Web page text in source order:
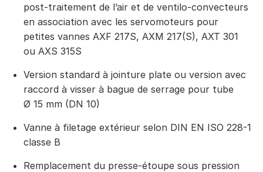
post-traitement de l’air et de ventilo-convecteurs
en association avec les servomoteurs pour
petites vannes AXF 217S, AXM 217(S), AXT 301
ou AXS 315S
Version standard à jointure plate ou version avec
raccord à visser à bague de serrage pour tube
Ø 15 mm (DN 10)
Vanne à filetage extérieur selon DIN EN ISO 228-1
classe B
Remplacement du presse-étoupe sous pression